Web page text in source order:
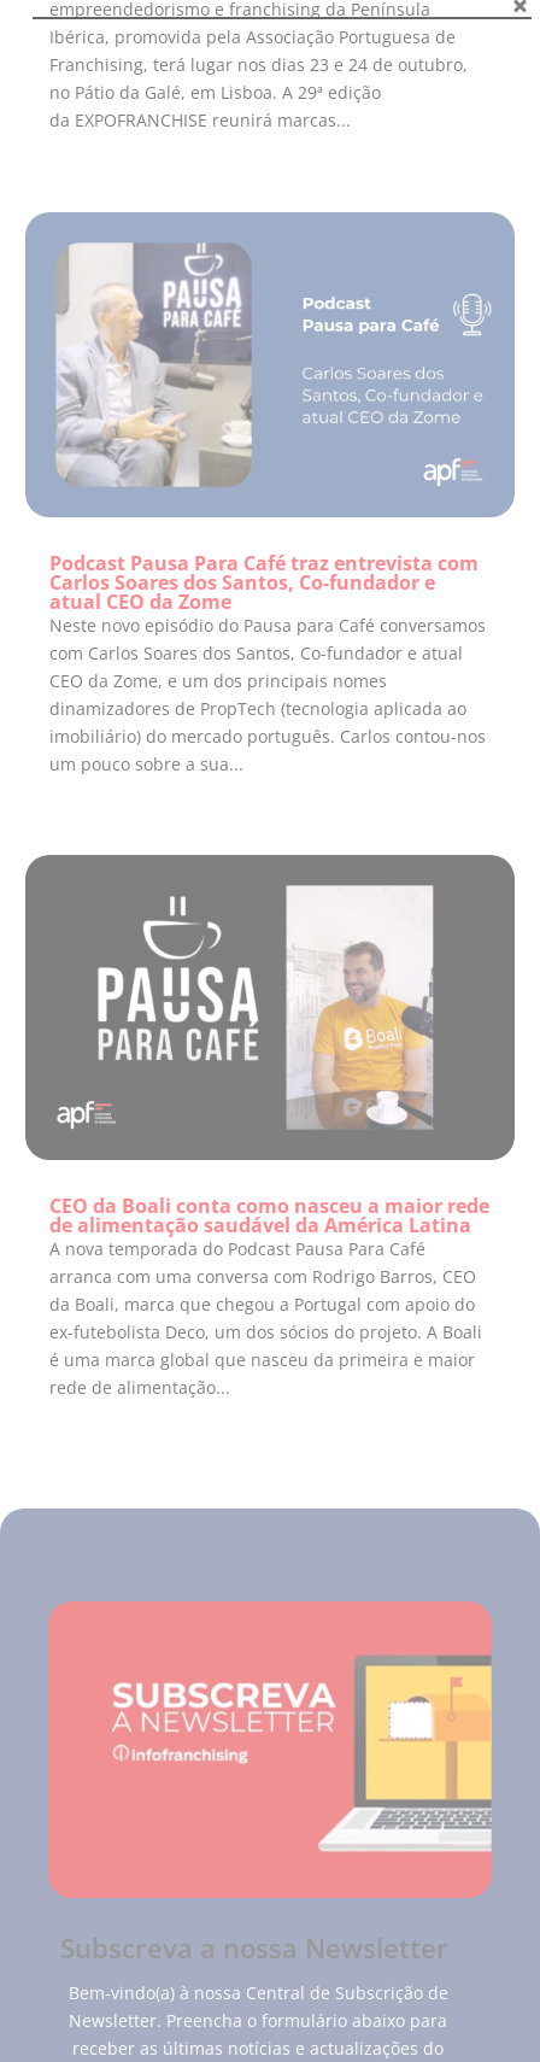
empreendedorismo e franchising da Península
Ibérica, promovida pela Associação Portuguesa de
Franchising, terá lugar nos dias 23 e 24 de outubro,
no Pátio da Galé, em Lisboa. A 29ª edição
da EXPOFRANCHISE reunirá marcas...
Podcast Pausa Para Café traz entrevista com
Carlos Soares dos Santos, Co-fundador e
atual CEO da Zome
Neste novo episódio do Pausa para Café conversamos
com Carlos Soares dos Santos, Co-fundador e atual
CEO da Zome, e um dos principais nomes
dinamizadores de PropTech (tecnologia aplicada ao
imobiliário) do mercado português. Carlos contou-nos
um pouco sobre a sua...
CEO da Boali conta como nasceu a maior rede
de alimentação saudável da América Latina
A nova temporada do Podcast Pausa Para Café
arranca com uma conversa com Rodrigo Barros, CEO
da Boali, marca que chegou a Portugal com apoio do
ex-futebolista Deco, um dos sócios do projeto. A Boali
é uma marca global que nasceu da primeira e maior
rede de alimentação...
Subscreva a nossa Newsletter
Bem-vindo(a) à nossa Central de Subscrição de
Newsletter. Preencha o formulário abaixo para
receber as últimas notícias e actualizações do